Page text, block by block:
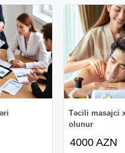
Təcili masajci
olunur
4000 AZN